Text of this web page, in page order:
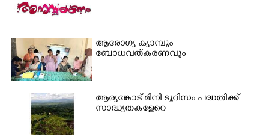
ആരോഗ്യ ക്യാമ്പും
ബോധവത്കരണവും
ആര്യങ്കോട് മിനി ടൂറിസം പദ്ധതിക്ക്
സാദ്ധ്യതകളേറെ